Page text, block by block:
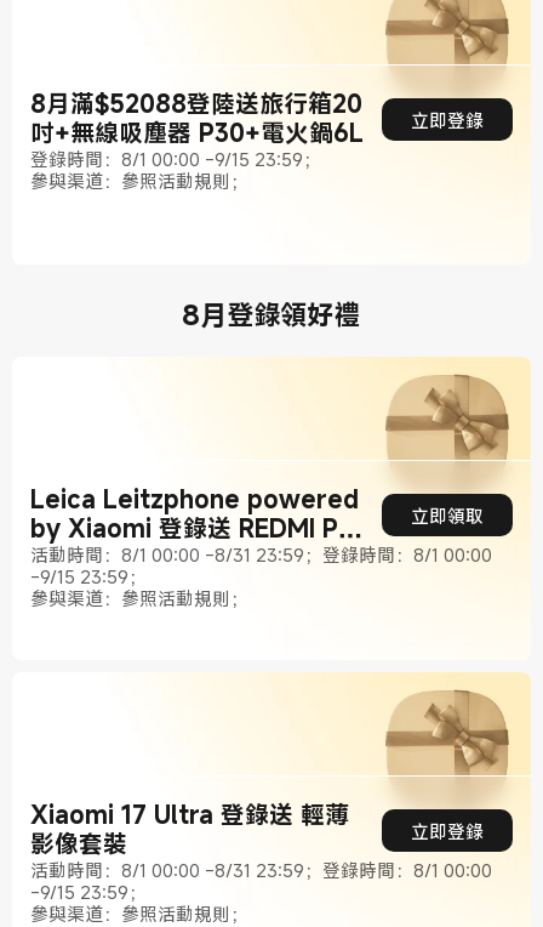
8月滿$52088登陸送旅行箱20
吋+無線吸塵器 P30+電火鍋6L
立即登錄
登錄時間：8/1 00:00 -9/15 23:59；
參與渠道：參照活動規則；
8月登錄領好禮
Leica Leitzphone powered
by Xiaomi 登錄送 REDMI Pad
2 9.7 4G
立即領取
活動時間：8/1 00:00 -8/31 23:59；登錄時間：8/1 00:00
-9/15 23:59；
參與渠道：參照活動規則；
Xiaomi 17 Ultra 登錄送 輕薄
影像套裝
立即登錄
活動時間：8/1 00:00 -8/31 23:59；登錄時間：8/1 00:00
-9/15 23:59；
參與渠道：參照活動規則；